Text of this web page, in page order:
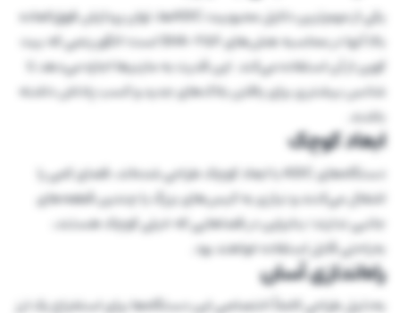
یکی از مهم‌ترین دلایل محبوبیت ASICها، توان پردازش فوق‌العاده
بالا آنها در محاسبه هش‌های SHA-256 است؛ الگوریتمی که بیت
کوین از آن استفاده می‌کند. این قدرت به ماینرها اجازه می‌دهد تا
شانس بیشتری برای یافتن بلاک‌های جدید و کسب پاداش داشته
باشند.
ابعاد کوچک
دستگاه‌های ASIC با ابعاد کوچک طراحی شده‌اند، فضای کمی را
اشغال می‌کنند و نیازی به کیس‌های بزرگ یا چندین قطعه‌های
جانبی ندارند؛ بنابراین در فضاهایی که خیلی کوچک هستند،
به‌راحتی قابل استفاده خواهند بود.
راه‌اندازی آسان
به‌دلیل طراحی کاملاً اختصاصی این دستگاه‌ها برای استخراج یک ارز